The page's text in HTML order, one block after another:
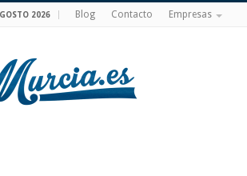
2026 Blog Contacto Empresas